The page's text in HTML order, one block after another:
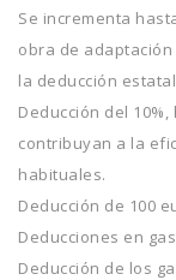
Se incrementa
obra de
la deducción
Deducción del
contribuyan a la
habituales.
Deducción de 100
Deducciones en
Deducción de los